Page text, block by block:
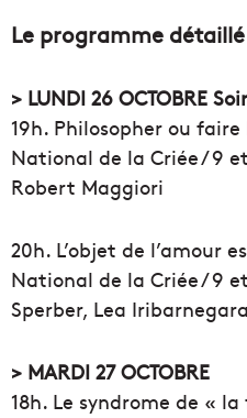
Le programme
> LUNDI 26 OCTOBRE
19h. Philosopher ou
National de la Criée / 9
Robert Maggiori
20h. L’objet de l’amour
National de la Criée / 9
Sperber, Lea
> MARDI 27 OCTOBRE
18h. Le syndrome de «